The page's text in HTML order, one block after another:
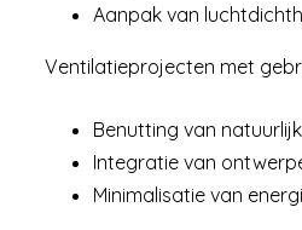
Aanpak van
Ventilatieprojecten met
Benutting van
Integratie van
Minimalisatie van